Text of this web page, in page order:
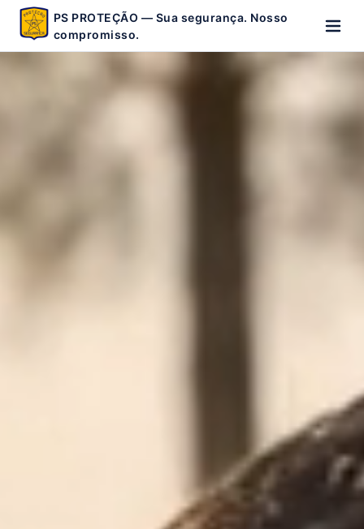
PS PROTEÇÃO — Sua segurança. Nosso
compromisso.